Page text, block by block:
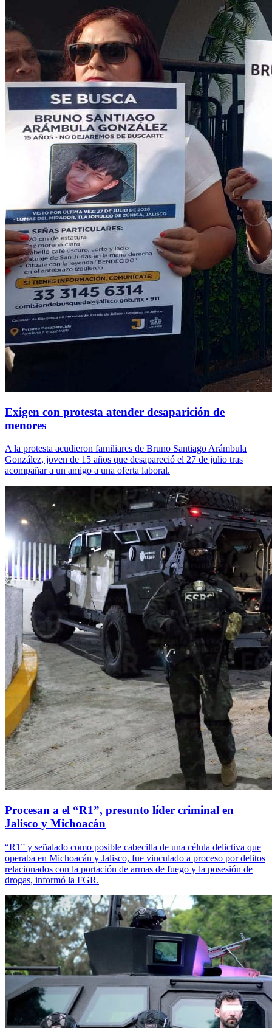
Exigen con protesta atender desaparición de
menores
A la protesta acudieron familiares de Bruno Santiago Arámbula
González, joven de 15 años que desapareció el 27 de julio tras
acompañar a un amigo a una oferta laboral.
Procesan a el “R1”, presunto líder criminal en
Jalisco y Michoacán
“R1” y señalado como posible cabecilla de una célula delictiva que
operaba en Michoacán y Jalisco, fue vinculado a proceso por delitos
relacionados con la portación de armas de fuego y la posesión de
drogas, informó la FGR.